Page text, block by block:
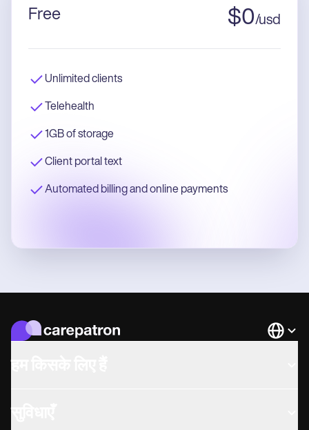
Free $0/usd
Unlimited clients
Telehealth
1GB of storage
Client portal text
Automated billing and online payments